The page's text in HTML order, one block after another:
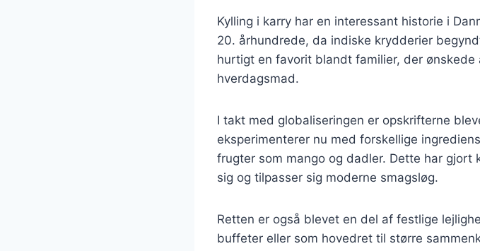
Kylling i karry har en interessant historie i
20. århundrede, da indiske krydderier
hurtigt en favorit blandt familier, der
hverdagsmad.
I takt med globaliseringen er opskrifterne
eksperimenterer nu med forskellige
frugter som mango og dadler. Dette har
sig og tilpasser sig moderne smagsløg.
Retten er også blevet en del af festlige
buffeter eller som hovedret til større